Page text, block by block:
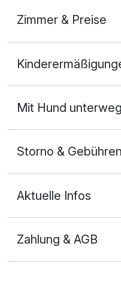
Zimmer & Preise
2 Erwachsene
Mit Hund
Storno & Gebühren
Aktuelle Infos
Zahlung & AGB